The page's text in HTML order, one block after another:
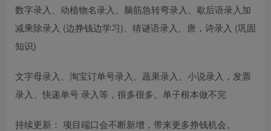
数字录入、动植物名录入、脑筋急转弯录入、歇后语录入加
减乘除录入 (边挣钱边学习)、猜谜语录入、唐，诗录入 (巩固
知识)
文字母录入、淘宝订单号录入、蔬果录入、小说录入，发票
录入、快递单号 录入等，很多很多。单子根本做不完
持续更新： 项目端口会不断新增，带来更多挣钱机会。